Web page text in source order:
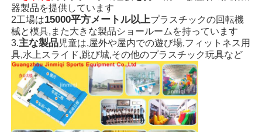
器製品を提供しています
2工場は15000平方メートル以上プラスチックの回転機
械と模具,また大きな製品ショールームを持っています
3.主な製品児童は,屋外や屋内での遊び場,フィットネス用
具,水上スライド,跳び城,その他のプラスチック玩具など